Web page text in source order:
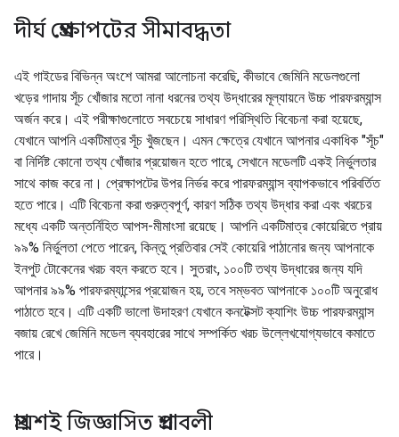
দীর্ঘ প্রেক্ষাপটের সীমাবদ্ধতা
এই গাইডের বিভিন্ন অংশে আমরা আলোচনা করেছি, কীভাবে জেমিনি মডেলগুলো
খড়ের গাদায় সূঁচ খোঁজার মতো নানা ধরনের তথ্য উদ্ধারের মূল্যায়নে উচ্চ পারফরম্যান্স
অর্জন করে। এই পরীক্ষাগুলোতে সবচেয়ে সাধারণ পরিস্থিতি বিবেচনা করা হয়েছে,
যেখানে আপনি একটিমাত্র সূঁচ খুঁজছেন। এমন ক্ষেত্রে যেখানে আপনার একাধিক "সূঁচ"
বা নির্দিষ্ট কোনো তথ্য খোঁজার প্রয়োজন হতে পারে, সেখানে মডেলটি একই নির্ভুলতার
সাথে কাজ করে না। প্রেক্ষাপটের উপর নির্ভর করে পারফরম্যান্স ব্যাপকভাবে পরিবর্তিত
হতে পারে। এটি বিবেচনা করা গুরুত্বপূর্ণ, কারণ সঠিক তথ্য উদ্ধার করা এবং খরচের
মধ্যে একটি অন্তর্নিহিত আপস-মীমাংসা রয়েছে। আপনি একটিমাত্র কোয়েরিতে প্রায়
৯৯% নির্ভুলতা পেতে পারেন, কিন্তু প্রতিবার সেই কোয়েরি পাঠানোর জন্য আপনাকে
ইনপুট টোকেনের খরচ বহন করতে হবে। সুতরাং, ১০০টি তথ্য উদ্ধারের জন্য যদি
আপনার ৯৯% পারফরম্যান্সের প্রয়োজন হয়, তবে সম্ভবত আপনাকে ১০০টি অনুরোধ
পাঠাতে হবে। এটি একটি ভালো উদাহরণ যেখানে কনটেক্সট ক্যাশিং উচ্চ পারফরম্যান্স
বজায় রেখে জেমিনি মডেল ব্যবহারের সাথে সম্পর্কিত খরচ উল্লেখযোগ্যভাবে কমাতে
পারে।
প্রায়শই জিজ্ঞাসিত প্রশ্নাবলী